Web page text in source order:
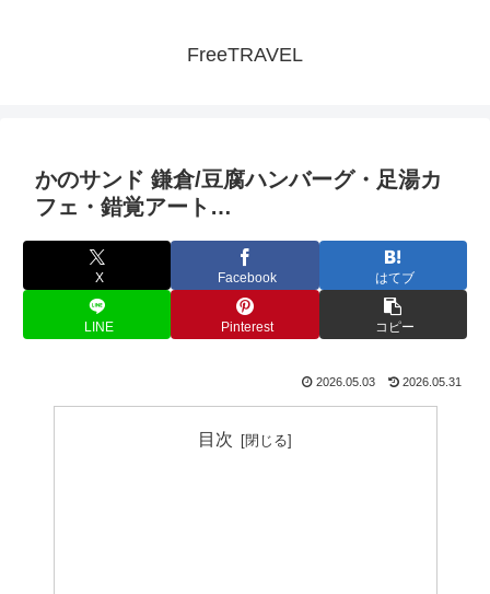
FreeTRAVEL
かのサンド 鎌倉/豆腐ハンバーグ・足湯カ
フェ・錯覚アート…
X Facebook はてブ
LINE Pinterest コピー
2026.05.03 2026.05.31
目次